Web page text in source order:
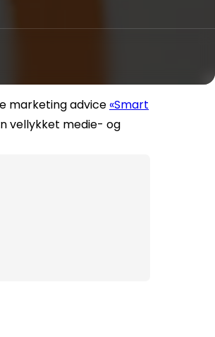
marketing advice «Smart
vellykket medie- og